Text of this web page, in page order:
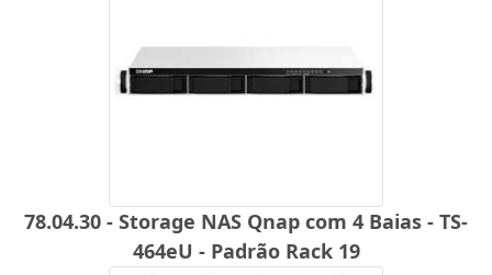
78.04.30 - Storage NAS Qnap com 4 Baias - TS-
464eU - Padrão Rack 19